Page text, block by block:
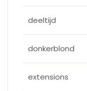
deeltijd
donkerblond
extensions